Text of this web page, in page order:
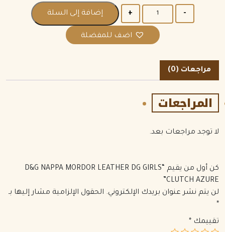
إضافة إلى السلة
اضف للمفضلة
مراجعات (0)
المراجعات
لا توجد مراجعات بعد.
كن أول من يقيم “D&G NAPPA MORDOR LEATHER DG GIRLS
CLUTCH AZURE”
لن يتم نشر عنوان بريدك الإلكتروني. الحقول الإلزامية مشار إليها بـ
*
تقييمك *